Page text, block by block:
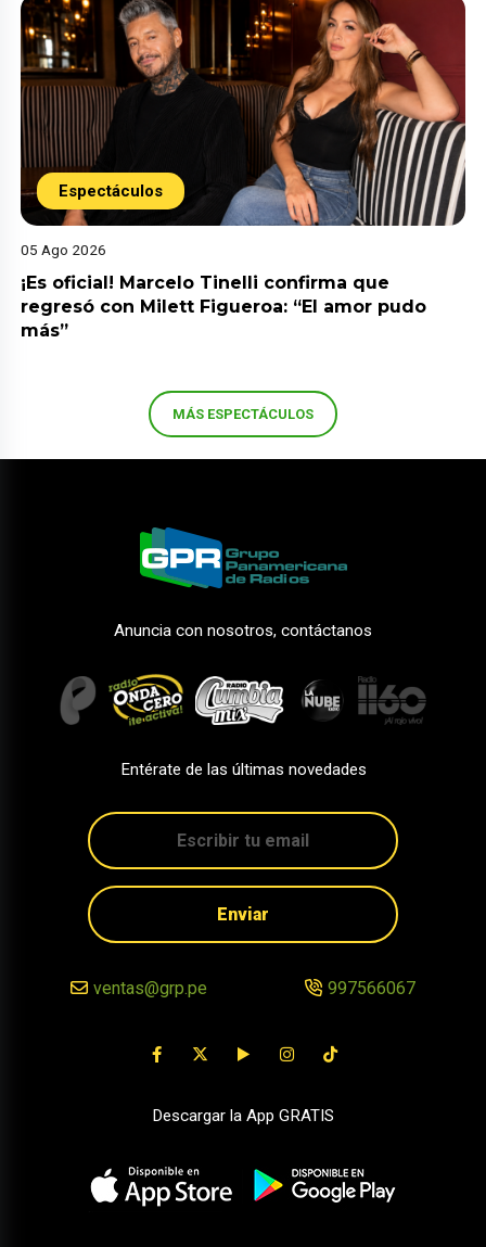
Espectáculos
05 Ago 2026
¡Es oficial! Marcelo Tinelli confirma que
regresó con Milett Figueroa: “El amor pudo
más”
MÁS ESPECTÁCULOS
Anuncia con nosotros, contáctanos
Entérate de las últimas novedades
Enviar
ventas@grp.pe 997566067
Descargar la App GRATIS